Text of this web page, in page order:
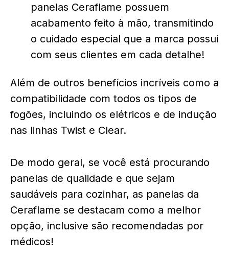
panelas Ceraflame possuem
acabamento feito à mão, transmitindo
o cuidado especial que a marca possui
com seus clientes em cada detalhe!
Além de outros benefícios incríveis como a
compatibilidade com todos os tipos de
fogões, incluindo os elétricos e de indução
nas linhas Twist e Clear.
De modo geral, se você está procurando
panelas de qualidade e que sejam
saudáveis para cozinhar, as panelas da
Ceraflame se destacam como a melhor
opção, inclusive são recomendadas por
médicos!